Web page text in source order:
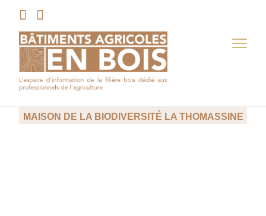
content
MAISON DE LA BIODIVERSITÉ LA THOMASSINE